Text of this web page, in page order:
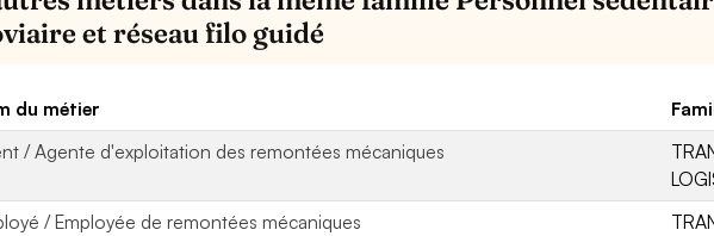
et réseau filo guidé
du métier
/ Agente d'exploitation des remontées mécaniques
/ Employée de remontées mécaniques